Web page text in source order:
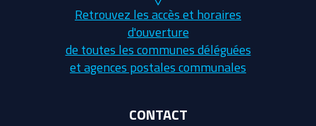
Retrouvez les accès et horaires
d'ouverture
de toutes les communes déléguées
et agences postales communales
CONTACT